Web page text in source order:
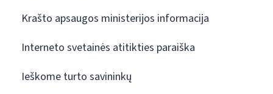
Krašto apsaugos ministerijos informacija
Interneto svetainės atitikties paraiška
Ieškome turto savininkų